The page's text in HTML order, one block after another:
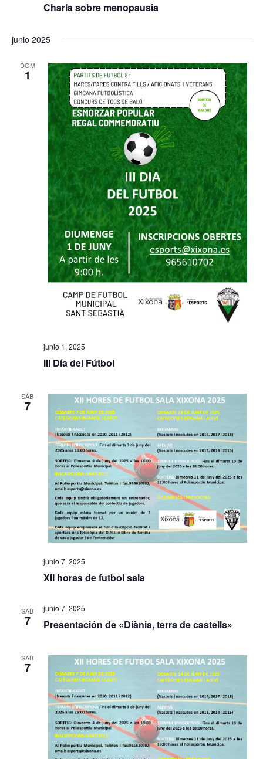
Charla sobre menopausia
junio 2025
DOM
1
III Día del Fútbol
junio 1, 2025
SÁB
7
XII horas de futbol sala
junio 7, 2025
SÁB
7 Presentación de «Diània, terra de castells»
junio 7, 2025
SÁB
7